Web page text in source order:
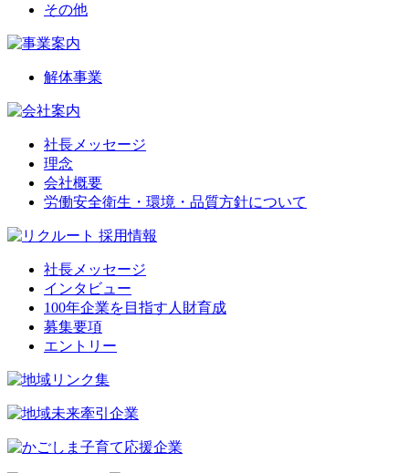
その他
解体事業
社長メッセージ
理念
会社概要
労働安全衛生・環境・品質方針について
社長メッセージ
インタビュー
100年企業を目指す人財育成
募集要項
エントリー